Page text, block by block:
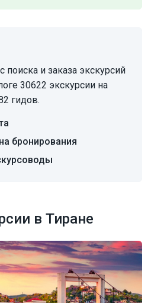
поиска и заказа экскурсий
30622 экскурсии на
гидов.
бронирования
в Тиране